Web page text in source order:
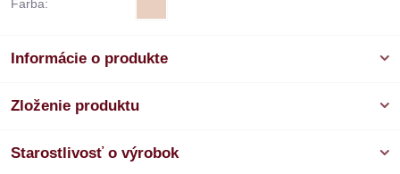
Farba:
Informácie o produkte
Zloženie produktu
Starostlivosť o výrobok